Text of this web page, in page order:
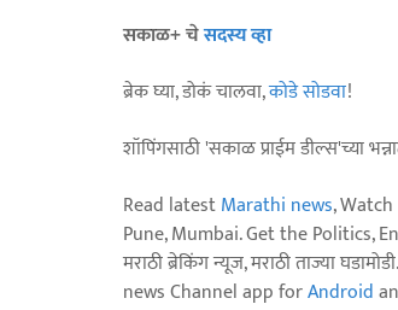
सकाळ+ चेसदस्य व्हा
ब्रेक घ्या, डोकं चालवा,कोडे सोडवा!
शॉपिंगसाठी 'सकाळ प्राईम डील्स'च्या
Read latestMarathi news,
Pune, Mumbai. Get the Politics,
मराठी ब्रेकिंग न्यूज, मराठी ताज्या
news Channel app forAndroid